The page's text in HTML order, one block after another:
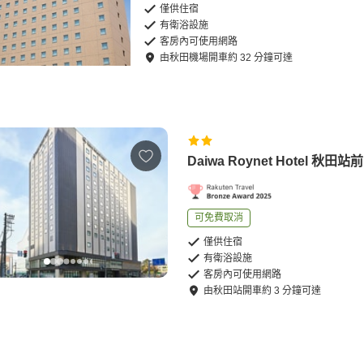
僅供住宿
有衛浴設施
客房內可使用網路
由秋田機場開車約32 分鐘可達
Daiwa Roynet Hotel 秋田站前
可免費取消
僅供住宿
有衛浴設施
客房內可使用網路
由秋田站開車約3 分鐘可達